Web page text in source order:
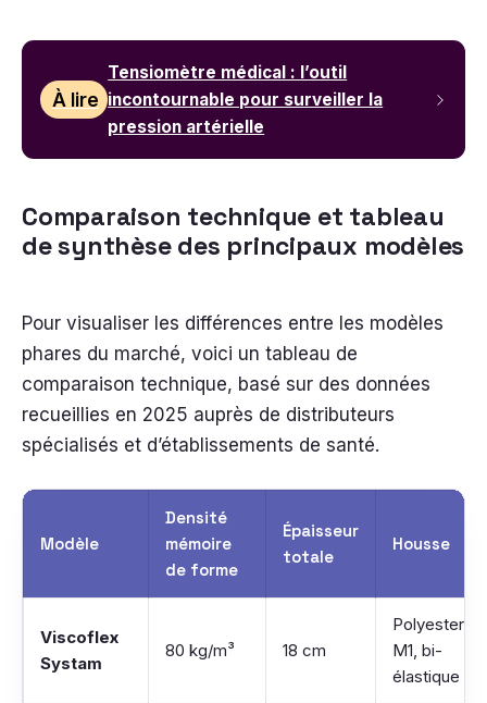
À lire
Tensiomètre médical : l’outil
incontournable pour surveiller la
pression artérielle
Comparaison technique et tableau
de synthèse des principaux modèles
Pour visualiser les différences entre les modèles
phares du marché, voici un tableau de
comparaison technique, basé sur des données
recueillies en 2025 auprès de distributeurs
spécialisés et d’établissements de santé.
Modèle
Densité
mémoire
de forme
Épaisseur
totale
Housse
Viscoflex
Systam
80 kg/m³ 18 cm
Polyester
M1, bi-
élastique